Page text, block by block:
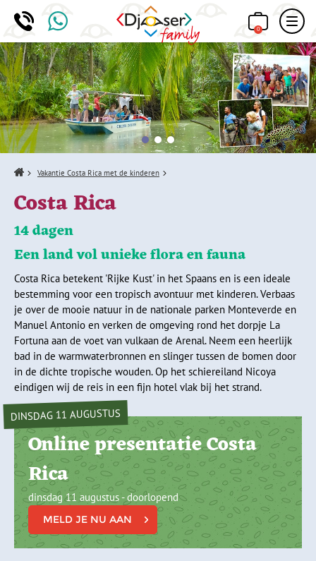
0
Home Vakantie Costa Rica met de kinderen
Costa Rica
14 dagen
Een land vol unieke flora en fauna
Costa Rica betekent 'Rijke Kust' in het Spaans en is een ideale
bestemming voor een tropisch avontuur met kinderen. Verbaas
je over de mooie natuur in de nationale parken Monteverde en
Manuel Antonio en verken de omgeving rond het dorpje La
Fortuna aan de voet van vulkaan de Arenal. Neem een heerlijk
bad in de warmwaterbronnen en slinger tussen de bomen door
in de dichte tropische wouden. Op het schiereiland Nicoya
eindigen wij de reis in een fijn hotel vlak bij het strand.
DINSDAG 11 AUGUSTUS
Online presentatie Costa
Rica
dinsdag 11 augustus - doorlopend
MELD JE NU AAN